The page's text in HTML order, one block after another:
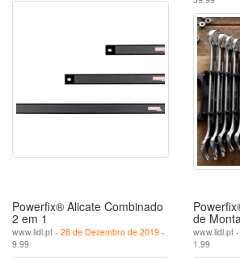
Powerfix® Alicate Combinado
2 em 1
www.lidl.pt - 28 de Dezembro de 2019 -
9.99
de
www.lidl.pt -
1.99